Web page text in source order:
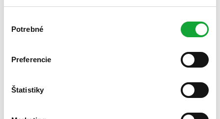
súhlasu
Potrebné
Preferencie
Štatistiky